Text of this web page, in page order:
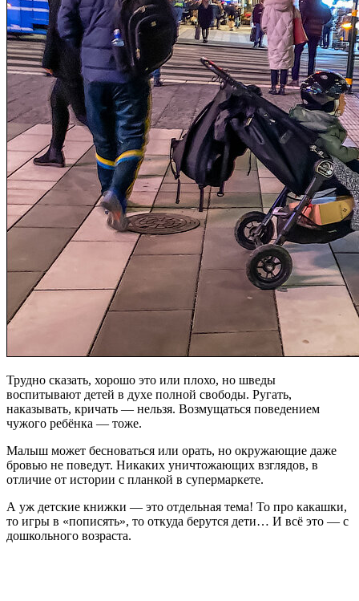
Трудно сказать, хорошо это или плохо, но шведы
воспитывают детей в духе полной свободы. Ругать,
наказывать, кричать — нельзя. Возмущаться поведением
чужого ребёнка — тоже.
Малыш может бесноваться или орать, но окружающие даже
бровью не поведут. Никаких уничтожающих взглядов, в
отличие от истории с планкой в супермаркете.
А уж детские книжки — это отдельная тема! То про какашки,
то игры в «пописять», то откуда берутся дети… И всё это — с
дошкольного возраста.